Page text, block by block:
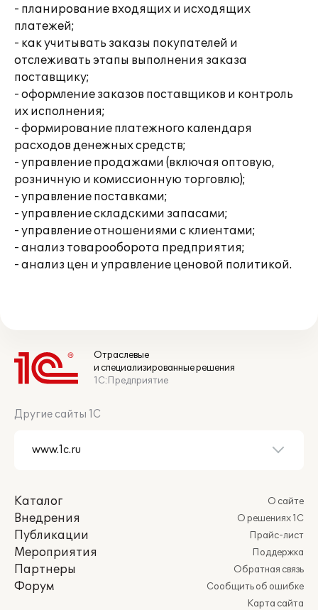
- планирование входящих и исходящих
платежей;
- как учитывать заказы покупателей и
отслеживать этапы выполнения заказа
поставщику;
- оформление заказов поставщиков и контроль
их исполнения;
- формирование платежного календаря
расходов денежных средств;
- управление продажами (включая оптовую,
розничную и комиссионную торговлю);
- управление поставками;
- управление складскими запасами;
- управление отношениями с клиентами;
- анализ товарооборота предприятия;
- анализ цен и управление ценовой политикой.
Отраслевые
и специализированные решения
1С:Предприятие
Другие сайты 1С
Каталог
Внедрения
Публикации
Мероприятия
Партнеры
Форум
О сайте
О решениях 1С
Прайс-лист
Поддержка
Обратная связь
Сообщить об ошибке
Карта сайта